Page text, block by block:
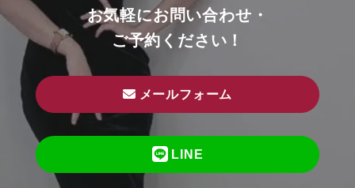
お気軽にお問い合わせ・
ご予約ください！
メールフォーム
LINE